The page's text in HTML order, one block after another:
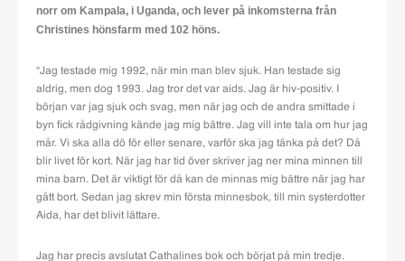
norr om Kampala, i Uganda, och lever på inkomsterna från
Christines hönsfarm med 102 höns.
“Jag testade mig 1992, när min man blev sjuk. Han testade sig
aldrig, men dog 1993. Jag tror det var aids. Jag är hiv-positiv. I
början var jag sjuk och svag, men när jag och de andra smittade i
byn fick rådgivning kände jag mig bättre. Jag vill inte tala om hur jag
mår. Vi ska alla dö för eller senare, varför ska jag tänka på det? Då
blir livet för kort. När jag har tid över skriver jag ner mina minnen till
mina barn. Det är viktigt för då kan de minnas mig bättre när jag har
gått bort. Sedan jag skrev min första minnesbok, till min systerdotter
Aida, har det blivit lättare.
Jag har precis avslutat Cathalines bok och börjat på min tredje.